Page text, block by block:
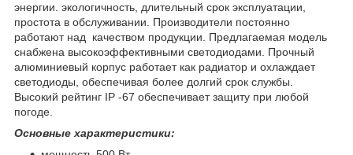
энергии. экологичность, длительный срок эксплуатации,
простота в обслуживании. Производители постоянно
работают над качеством продукции. Предлагаемая модель
снабжена высокоэффективными светодиодами. Прочный
алюминиевый корпус работает как радиатор и охлаждает
светодиоды, обеспечивая более долгий срок службы.
Высокий рейтинг IP -67 обеспечивает защиту при любой
погоде.
Основные характеристики: